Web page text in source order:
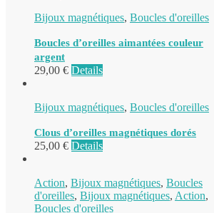
Bijoux magnétiques, Boucles d'oreilles
Boucles d’oreilles aimantées couleur
argent
29,00 € Details
Bijoux magnétiques, Boucles d'oreilles
Clous d’oreilles magnétiques dorés
25,00 € Details
Action, Bijoux magnétiques, Boucles
d'oreilles, Bijoux magnétiques, Action,
Boucles d'oreilles